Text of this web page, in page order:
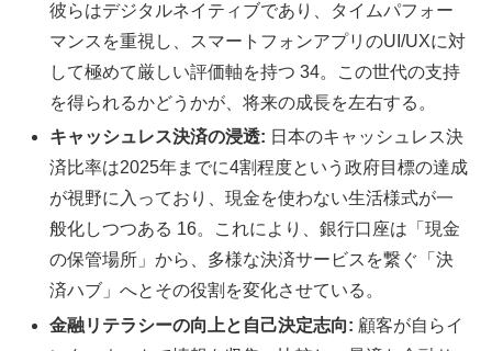
彼らはデジタルネイティブであり、タイムパフォー
マンスを重視し、スマートフォンアプリのUI/UXに対
して極めて厳しい評価軸を持つ 34。この世代の支持
を得られるかどうかが、将来の成長を左右する。
キャッシュレス決済の浸透: 日本のキャッシュレス決
済比率は2025年までに4割程度という政府目標の達成
が視野に入っており、現金を使わない生活様式が一
般化しつつある 16。これにより、銀行口座は「現金
の保管場所」から、多様な決済サービスを繋ぐ「決
済ハブ」へとその役割を変化させている。
金融リテラシーの向上と自己決定志向: 顧客が自らイ